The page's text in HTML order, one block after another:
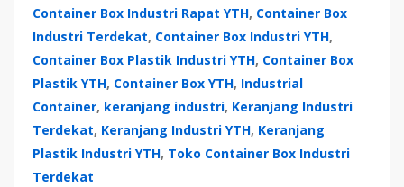
Container Box Industri Rapat YTH, Container Box
Industri Terdekat, Container Box Industri YTH,
Container Box Plastik Industri YTH, Container Box
Plastik YTH, Container Box YTH, Industrial
Container, keranjang industri, Keranjang Industri
Terdekat, Keranjang Industri YTH, Keranjang
Plastik Industri YTH, Toko Container Box Industri
Terdekat